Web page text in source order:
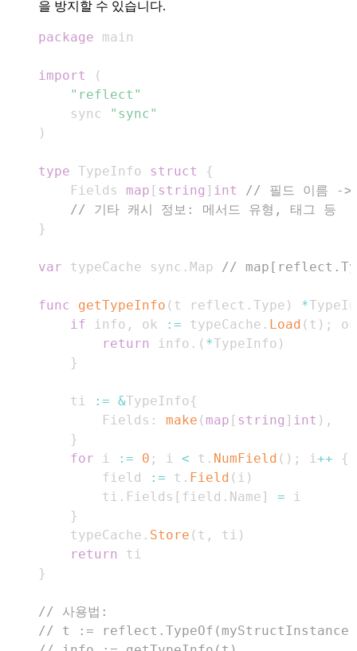
을 방지할 수 있습니다.
package
import
(
"reflect"
	sync
"sync"
)
type TypeInfo struct
{
	Fields
map [ string ] int
// 필드 이름 ->
// 기타 캐시 정보: 메서드 유형, 태그 등
}
var typeCache sync . Map //
func getTypeInfo ( t reflect . Type ) *
if info , ok := typeCache . Load ( t ) ;
return
info . ( *TypeInfo )
}
	ti
:= &TypeInfo{
		Fields
: make ( map [ string ] int ) ,
}
for i := 0 ; i < t . NumField ( ) ; i++
{
		field
:= t . Field ( i )
		ti
. Fields [ field . Name ] =
}
	typeCache
. Store ( t , ti )
return
}
// 사용법:
// t := reflect.TypeOf(myStructInstance)